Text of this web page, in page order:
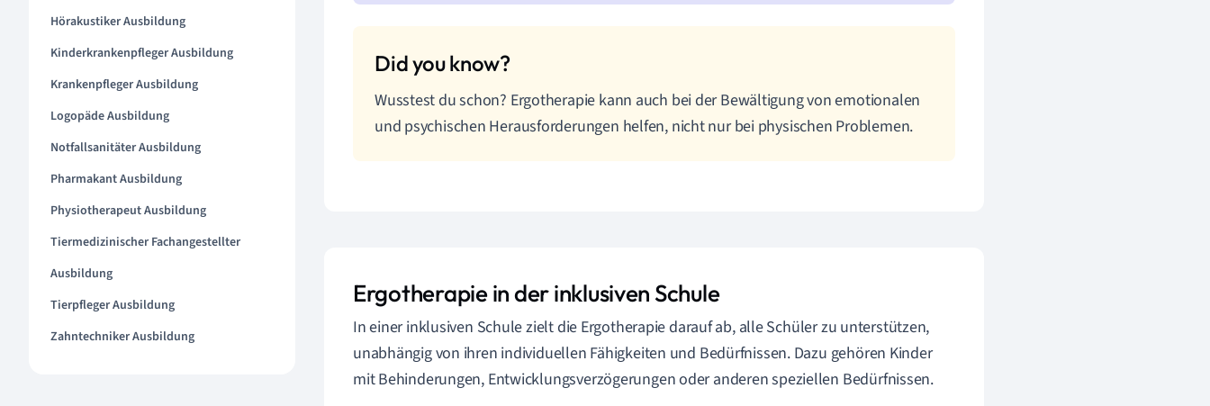
Hörakustiker Ausbildung
Kinderkrankenpfleger Ausbildung
Krankenpfleger Ausbildung
Logopäde Ausbildung
Notfallsanitäter Ausbildung
Pharmakant Ausbildung
Physiotherapeut Ausbildung
Tiermedizinischer Fachangestellter
Ausbildung
Tierpfleger Ausbildung
Zahntechniker Ausbildung
Wusstest du schon? Ergotherapie kann auch bei der Bewältigung von emotionalen
und psychischen Herausforderungen helfen, nicht nur bei physischen Problemen.
Ergotherapie in der inklusiven Schule
In einer inklusiven Schule zielt die Ergotherapie darauf ab, alle Schüler zu unterstützen,
unabhängig von ihren individuellen Fähigkeiten und Bedürfnissen. Dazu gehören Kinder
mit Behinderungen, Entwicklungsverzögerungen oder anderen speziellen Bedürfnissen.